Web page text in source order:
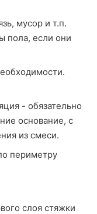
мусор и т.п.
пола, если они
- обязательно
основание, с
из смеси.
периметру
слоя стяжки